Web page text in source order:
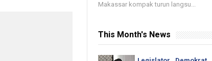
Makassar kompak turun langsu...
This Month's News